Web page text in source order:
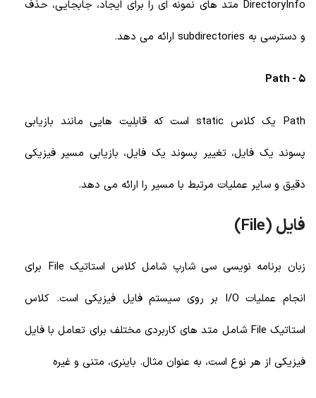
DirectoryInfo متد های نمونه ای را برای ایجاد، جابجایی، حذف
و دسترسی به subdirectories ارائه می دهد.
5 - Path
Path یک کلاس static است که قابلیت هایی مانند بازیابی
پسوند یک فایل، تغییر پسوند یک فایل، بازیابی مسیر فیزیکی
دقیق و سایر عملیات مرتبط با مسیر را ارائه می دهد.
فایل (File)
زبان برنامه نویسی سی شارپ شامل کلاس استاتیک File برای
انجام عملیات I/O بر روی سیستم فایل فیزیکی است. کلاس
استاتیک File شامل متد های کاربردی مختلف برای تعامل با فایل
فیزیکی از هر نوع است، به عنوان مثال. باینری، متنی و غیره